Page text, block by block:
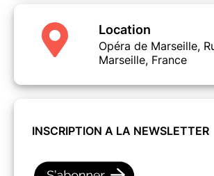
Location
Opéra de Marseille,
Marseille, France
INSCRIPTION A LA NEWSLETTER